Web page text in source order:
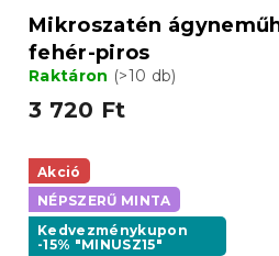
Mikroszatén
fehér-piros
Raktáron (>10 db)
3 720 Ft
Akció
NÉPSZERŰ MINTA
Kedvezménykupon
-15% "MINUSZ15"